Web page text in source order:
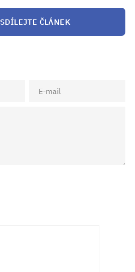
SDÍLEJTE ČLÁNEK